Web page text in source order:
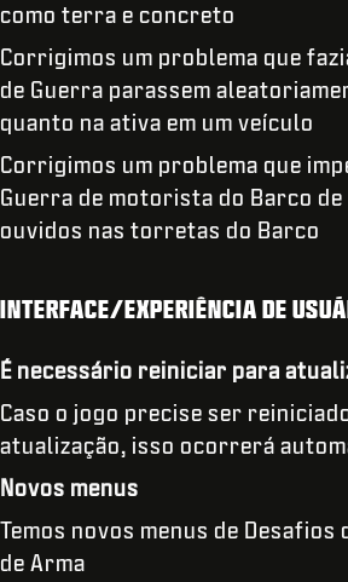
como terra e concreto
Corrigimos um problema que
de Guerra parassem
quanto na ativa em um veículo
Corrigimos um problema que
Guerra de motorista do Barco
ouvidos nas torretas do Barco
INTERFACE/EXPERIÊNCIA DE
É necessário reiniciar para
Caso o jogo precise ser
atualização, isso ocorrerá
Novos menus
Temos novos menus de Desafios
de Arma